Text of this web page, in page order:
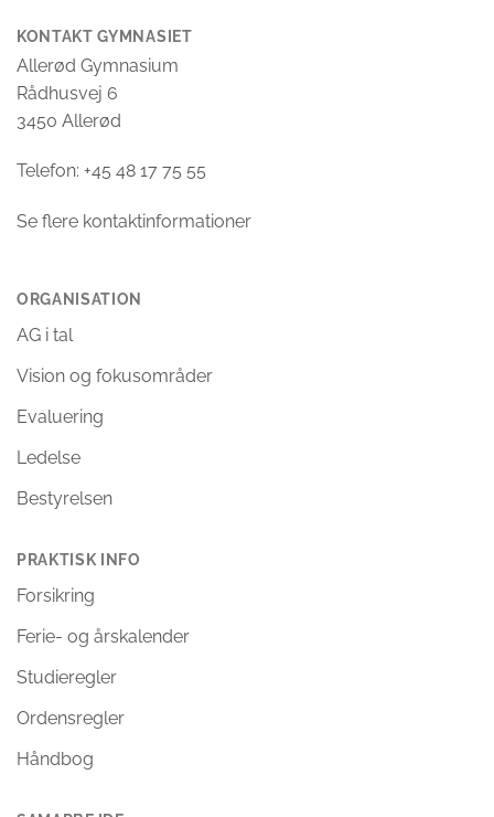
KONTAKT GYMNASIET
Allerød Gymnasium
Rådhusvej 6
3450 Allerød
Telefon: +45 48 17 75 55
Se flere kontaktinformationer
ORGANISATION
AG i tal
Vision og fokusområder
Evaluering
Ledelse
Bestyrelsen
PRAKTISK INFO
Forsikring
Ferie- og årskalender
Studieregler
Ordensregler
Håndbog